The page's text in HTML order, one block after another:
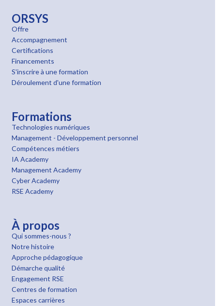
ORSYS
Offre
Accompagnement
Certifications
Financements
S'inscrire à une formation
Déroulement d'une formation
Formations
Technologies numériques
Management - Développement personnel
Compétences métiers
IA Academy
Management Academy
Cyber Academy
RSE Academy
À propos
Qui sommes-nous ?
Notre histoire
Approche pédagogique
Démarche qualité
Engagement RSE
Centres de formation
Espaces carrières